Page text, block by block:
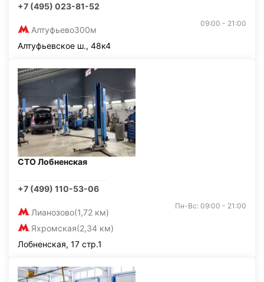
+7 (495) 023-81-52
Алтуфьево300м
09:00 - 21:00
Алтуфьевское ш., 48к4
СТО Лобненская
+7 (499) 110-53-06
Лианозово(1,72 км)
Яхромская(2,34 км)
Пн-Вс: 09:00 - 21:00
Лобненская, 17 стр.1